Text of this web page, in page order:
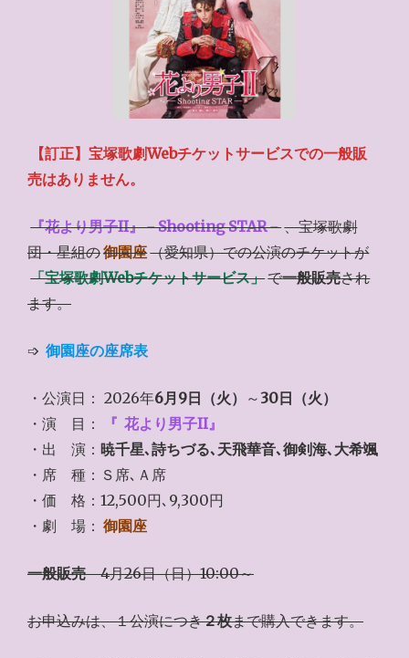
【訂正】宝塚歌劇Webチケットサービスでの一般販
売はありません。
『花より男子II』－Shooting STAR－、宝塚歌劇
団・星組の御園座（愛知県）での公演のチケットが
「宝塚歌劇Webチケットサービス」で一般販売され
ます。
➩ 御園座の座席表
・公演日： 2026年6月9日（火） ～ 30日（火）
・演 目：
『 花より男子II』
・出 演： 暁千星､詩ちづる､天飛華音､御剣海､大希颯
・席 種：Ｓ席､Ａ席
・価 格：12,500円､9,300円
・劇 場： 御園座
一般販売4月26日（日）10:00～
お申込みは、１公演につき２枚まで購入できます。